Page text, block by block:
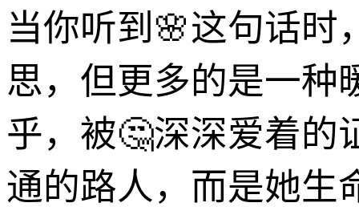
当你听到🌸这句话时
思，但更多的是一种
乎，被🤔深深爱着的
通的路人，而是她生